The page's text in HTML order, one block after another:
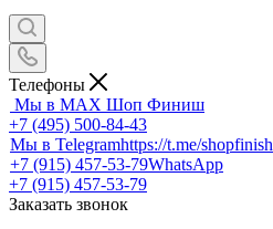
Телефоны
Мы в MAX Шоп Финиш
+7 (495) 500-84-43
Мы в Telegramhttps://t.me/shopfinish
+7 (915) 457-53-79WhatsApp
+7 (915) 457-53-79
Заказать звонок